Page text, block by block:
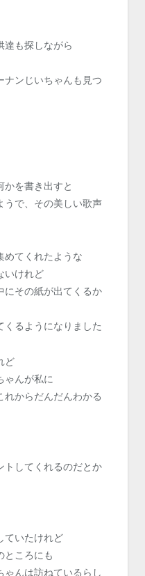
達も探しながら
ナンじいちゃんも見つ
かを書き出すと
うで、その美しい歌声
めてくれたような
いけれど
にその紙が出てくるか
るようになりました
ど
ゃんが私に
からだんだんわかる
トしてくれるのだとか
ていたけれど
ところにも
んは訪ねているらし